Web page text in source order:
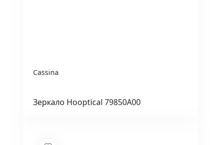
Cassina
Зеркало Hooptical 79850A00